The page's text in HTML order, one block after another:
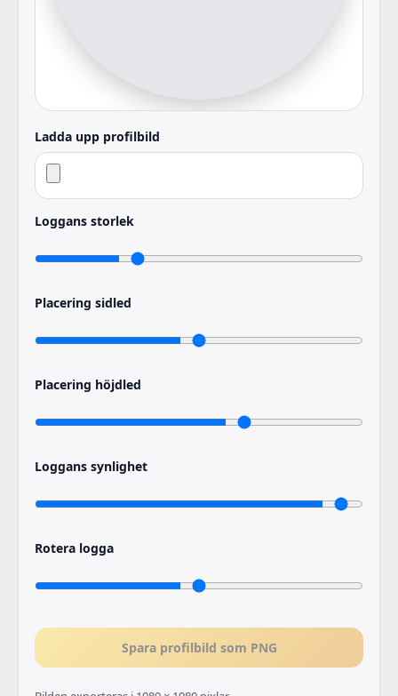
Ladda upp profilbild
Loggans storlek
Placering sidled
Placering höjdled
Loggans synlighet
Rotera logga
Spara profilbild som PNG